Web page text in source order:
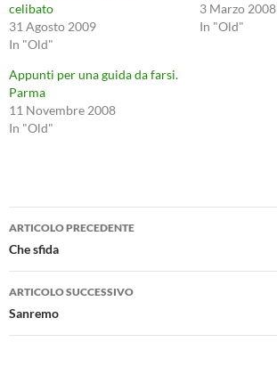
celibato
31 Agosto 2009
In "Old"
3 Marzo 2008
In "Old"
Appunti per una guida da farsi.
Parma
11 Novembre 2008
In "Old"
Navigazione
articolo
ARTICOLO PRECEDENTE
Che sfida
ARTICOLO SUCCESSIVO
Sanremo